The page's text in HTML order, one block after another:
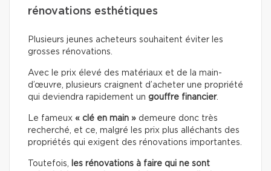
rénovations esthétiques
Plusieurs jeunes acheteurs souhaitent éviter les
grosses rénovations.
Avec le prix élevé des matériaux et de la main-
d’œuvre, plusieurs craignent d’acheter une propriété
qui deviendra rapidement un gouffre financier.
Le fameux « clé en main » demeure donc très
recherché, et ce, malgré les prix plus alléchants des
propriétés qui exigent des rénovations importantes.
Toutefois,
les rénovations à faire qui ne sont